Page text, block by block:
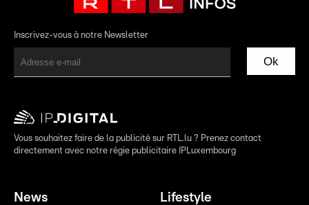
Inscrivez-vous à notre Newsletter
Ok
Vous souhaitez faire de la publicité sur RTL.lu ? Prenez contact
directement avec notre régie publicitaire IPLuxembourg
News Lifestyle